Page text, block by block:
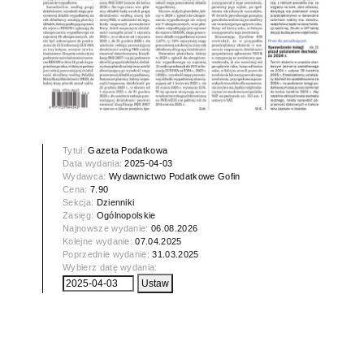
Tytuł:Gazeta Podatkowa
Data wydania:2025-04-03
Wydawca: Wydawnictwo Podatkowe Gofin
Cena: 7.90
Sekcja: Dzienniki
Zasięg: Ogólnopolskie
Najnowsze wydanie:06.08.2026
Kolejne wydanie:07.04.2025
Poprzednie wydanie:31.03.2025
Wybierz datę wydania: